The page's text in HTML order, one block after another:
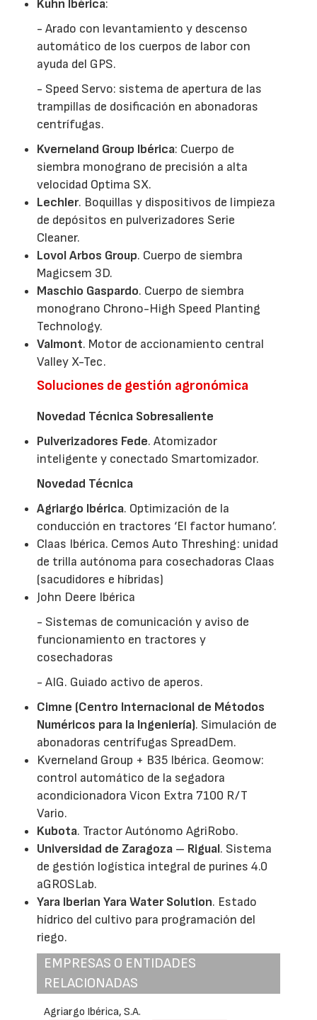
Kuhn Ibérica:
- Arado con levantamiento y descenso
automático de los cuerpos de labor con
ayuda del GPS.
- Speed Servo: sistema de apertura de las
trampillas de dosificación en abonadoras
centrífugas.
Kverneland Group Ibérica: Cuerpo de
siembra monograno de precisión a alta
velocidad Optima SX.
Lechler. Boquillas y dispositivos de limpieza
de depósitos en pulverizadores Serie
Cleaner.
Lovol Arbos Group. Cuerpo de siembra
Magicsem 3D.
Maschio Gaspardo. Cuerpo de siembra
monograno Chrono-High Speed Planting
Technology.
Valmont. Motor de accionamiento central
Valley X-Tec.
Soluciones de gestión agronómica
Novedad Técnica Sobresaliente
Pulverizadores Fede. Atomizador
inteligente y conectado Smartomizador.
Novedad Técnica
Agriargo Ibérica. Optimización de la
conducción en tractores ‘El factor humano’.
Claas Ibérica. Cemos Auto Threshing: unidad
de trilla autónoma para cosechadoras Claas
(sacudidores e híbridas)
John Deere Ibérica
- Sistemas de comunicación y aviso de
funcionamiento en tractores y
cosechadoras
- AIG. Guiado activo de aperos.
Cimne (Centro Internacional de Métodos
Numéricos para la Ingeniería). Simulación de
abonadoras centrífugas SpreadDem.
Kverneland Group + B35 Ibérica. Geomow:
control automático de la segadora
acondicionadora Vicon Extra 7100 R/T
Vario.
Kubota. Tractor Autónomo AgriRobo.
Universidad de Zaragoza – Rigual. Sistema
de gestión logística integral de purines 4.0
aGROSLab.
Yara Iberian Yara Water Solution. Estado
hídrico del cultivo para programación del
riego.
EMPRESAS O ENTIDADES
RELACIONADAS
Agriargo Ibérica, S.A.